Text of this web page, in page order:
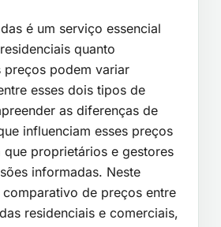
é um serviço essencial
quanto
preços podem variar
esses dois tipos de
as diferenças de
influenciam esses preços
que proprietários e gestores
informadas. Neste
de preços entre
residenciais e comerciais,